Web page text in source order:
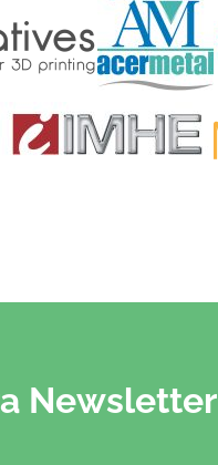
Newsletter